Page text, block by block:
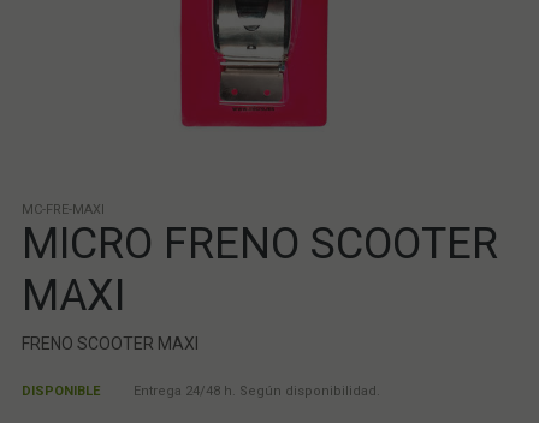
MC-FRE-MAXI
MICRO FRENO SCOOTER
MAXI
FRENO SCOOTER MAXI
DISPONIBLE Entrega 24/48 h. Según disponibilidad.